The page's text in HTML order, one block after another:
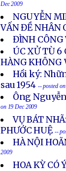
Dec 2009
NGUYỄN
VẤN ĐỀ NHÂN
ĐÌNH CÔNG
ÚC XỬ TÙ 6
HÀNG KHÔNG
Hồi ký:
sau 1954 -- posted
Ông
on 19 Dec 2009
VỤ BÁT
PHƯỚC HUỆ --
HÀ NỘI
2009
HOA KỲ CÓ